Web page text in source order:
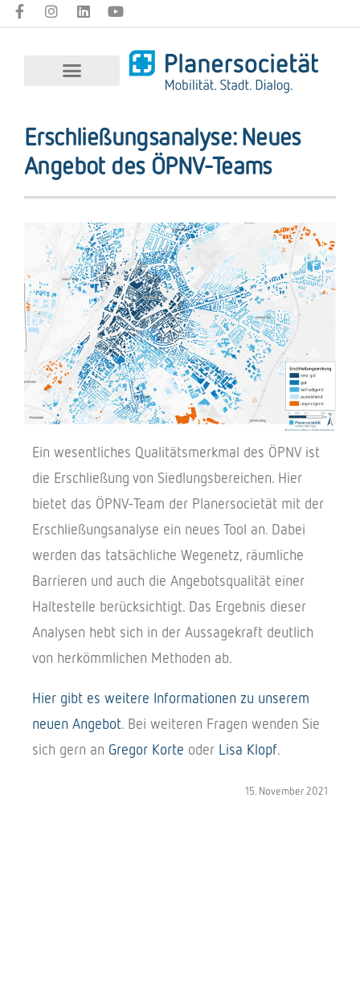
Erschließungsanalyse: Neues
Angebot des ÖPNV-Teams
Ein wesent­li­ches Quali­täts­merk­mal des ÖPNV ist
die Erschlie­ßung von Sied­lungs­be­rei­chen. Hier
bietet das ÖPNV-Team der Planer­so­cie­tät mit der
Erschlie­ßungs­ana­lyse ein neues Tool an. Dabei
werden das tatsäch­li­che Wege­netz, räum­li­che
Barrie­ren und auch die Ange­bots­qua­li­tät einer
Halte­stelle berück­sich­tigt. Das Ergeb­nis dieser
Analy­sen hebt sich in der Aussa­ge­kraft deut­lich
von herkömm­li­chen Metho­den ab.
Hier gibt es weitere Infor­ma­tio­nen zu unse­rem
neuen Ange­bot. Bei weite­ren Fragen wenden Sie
sich gern an Gregor Korte oder Lisa Klopf.
15. Novem­ber 2021